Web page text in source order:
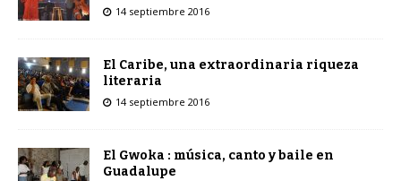
14 septiembre 2016
El Caribe, una extraordinaria riqueza
literaria
14 septiembre 2016
El Gwoka : música, canto y baile en
Guadalupe